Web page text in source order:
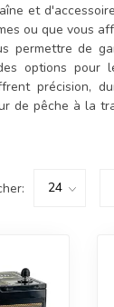
et
ou que vous
permettre de
options pour
précision,
de pêche à la